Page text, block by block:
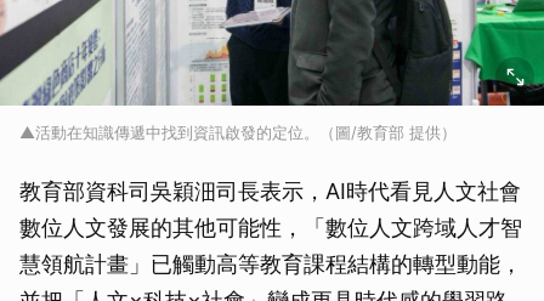
▲活動在知識傳遞中找到資訊啟發的定位。（圖/教育部 提供）
教育部資科司吳穎沺司長表示，AI時代看見人文社會
數位人文發展的其他可能性，「數位人文跨域人才智
慧領航計畫」已觸動高等教育課程結構的轉型動能，